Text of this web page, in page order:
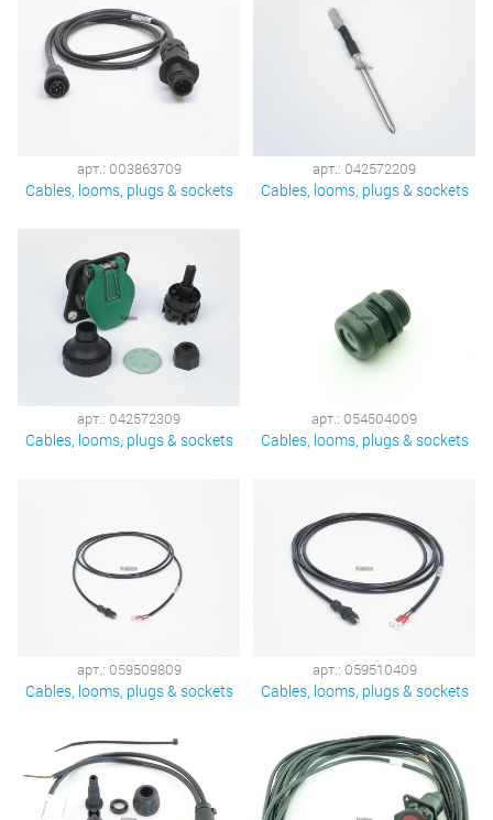
арт.: 003863709
Cables, looms, plugs & sockets
арт.: 042572209
Cables, looms, plugs & sockets
арт.: 042572309
Cables, looms, plugs & sockets
арт.: 054504009
Cables, looms, plugs & sockets
арт.: 059509809
Cables, looms, plugs & sockets
арт.: 059510409
Cables, looms, plugs & sockets